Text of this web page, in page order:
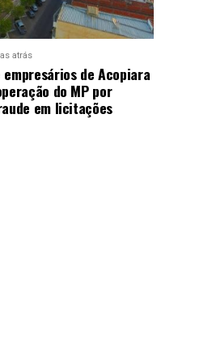
atrás
de Acopiara
do MP por
em licitações